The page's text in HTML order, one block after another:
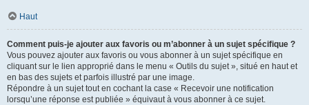
Haut
Comment puis-je ajouter aux favoris ou m’abonner à un sujet spécifique ?
Vous pouvez ajouter aux favoris ou vous abonner à un sujet spécifique en
cliquant sur le lien approprié dans le menu « Outils du sujet », situé en haut et
en bas des sujets et parfois illustré par une image.
Répondre à un sujet tout en cochant la case « Recevoir une notification
lorsqu’une réponse est publiée » équivaut à vous abonner à ce sujet.